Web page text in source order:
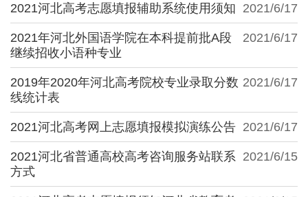
2021/6/17
2021河北高考志愿填报辅助系统使用须知
2021/6/17
2021年河北外国语学院在本科提前批A段
继续招收小语种专业
2021/6/17
2019年2020年河北高考院校专业录取分数
线统计表
2021/6/17
2021河北高考网上志愿填报模拟演练公告
2021/6/15
2021河北省普通高校高考咨询服务站联系
方式